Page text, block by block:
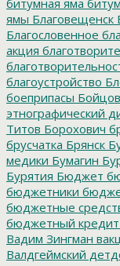
ямы Благовещенск
Благословенное
акция
благоустройство
боеприпасы
этнографический
Титов Борохович
брусчатка Брянск
медики Бумагин
Бурятия Бюджет
бюджетники
бюджетные
бюджетный кредит
Вадим Зингман
Валдгеймский